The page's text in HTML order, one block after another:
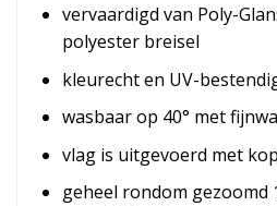
vervaardigd van Poly-
polyester breisel
kleurecht en UV-
wasbaar op 40° met
vlag is uitgevoerd met
geheel rondom gezoomd